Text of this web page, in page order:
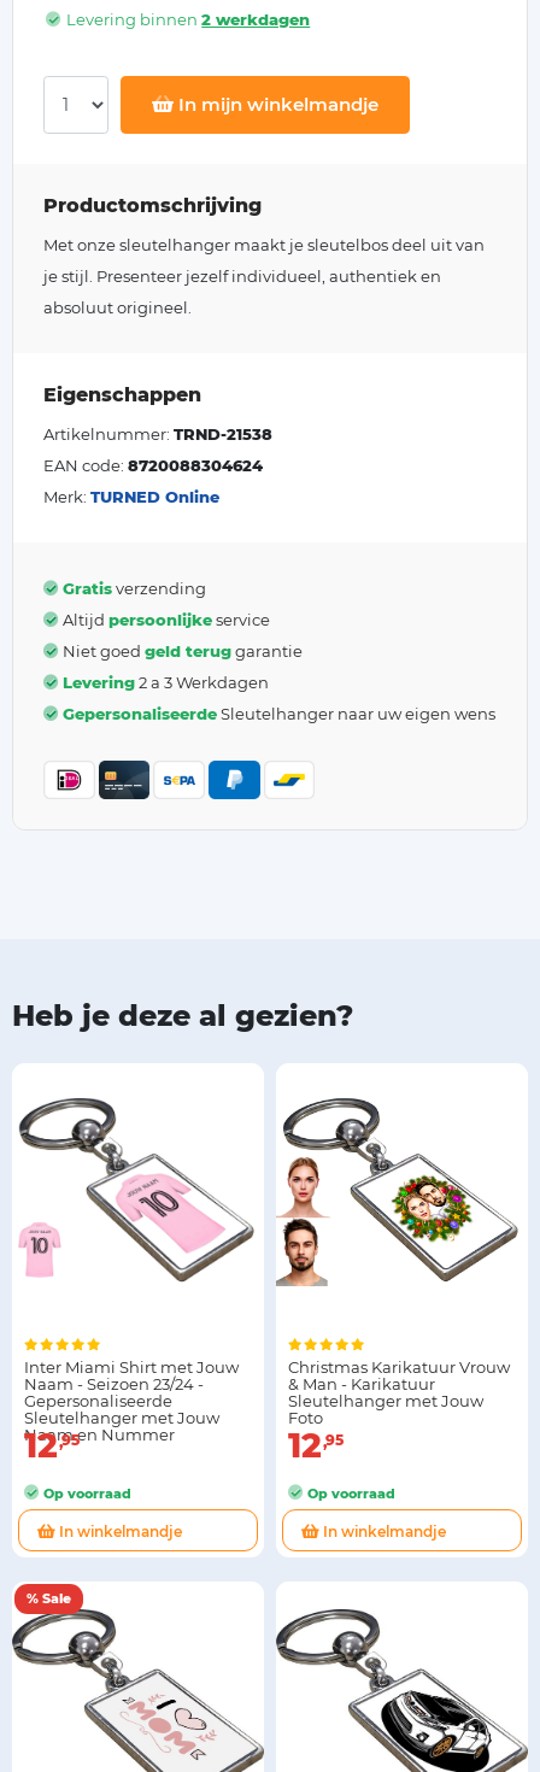
Levering binnen2 werkdagen
In mijn winkelmandje
Productomschrijving
Met onze sleutelhanger maakt je sleutelbos deel uit van
je stijl. Presenteer jezelf individueel, authentiek en
absoluut origineel.
Eigenschappen
Artikelnummer: TRND-21538
EAN code: 8720088304624
Merk: TURNED Online
Gratisverzending
Altijd persoonlijkeservice
Niet goed geld teruggarantie
Levering2 a 3 Werkdagen
GepersonaliseerdeSleutelhanger naar uw eigen wens
Heb je deze al gezien?
Inter Miami Shirt met Jouw
Naam - Seizoen 23/24 -
Gepersonaliseerde
Sleutelhanger met Jouw
Naam en Nummer
12 95
Op voorraad
In winkelmandje
Christmas Karikatuur Vrouw
& Man - Karikatuur
Sleutelhanger met Jouw
Foto
12 95
Op voorraad
In winkelmandje
% Sale